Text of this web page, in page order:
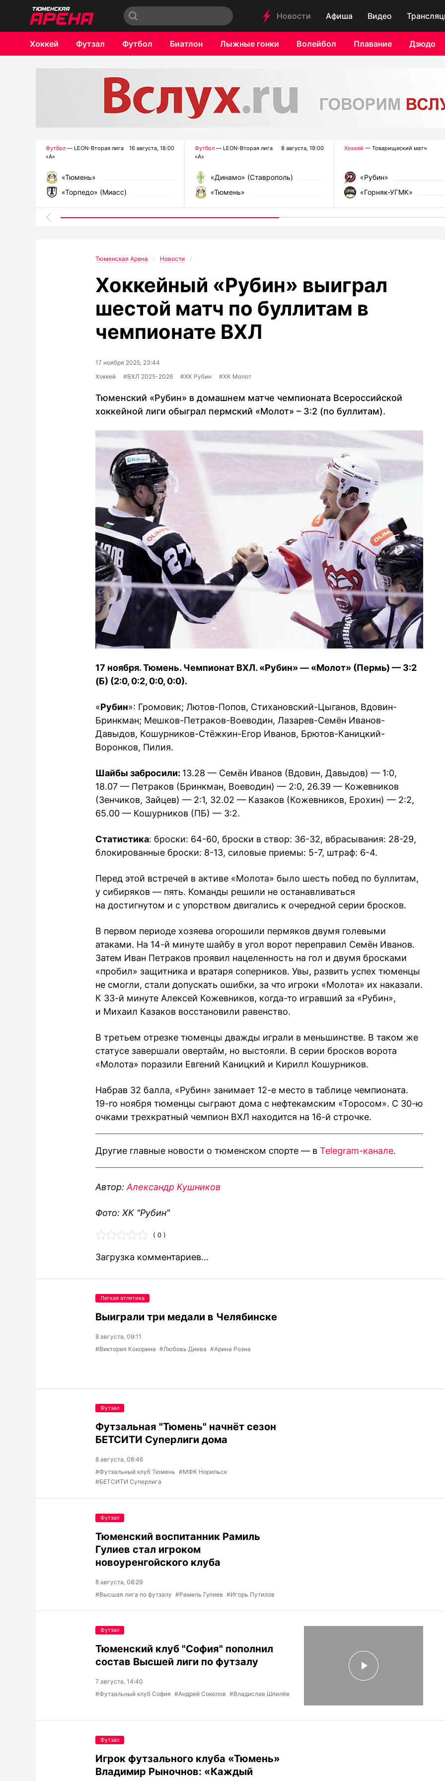
Новости Афиша Видео
Хоккей Футзал Футбол Биатлон Лыжные гонки Волейбол Плавание Дзюдо
Бокс
Футбол — LEON-Вторая лига
«А»
16 августа, 18:00
«Тюмень»
«Торпедо» (Миасс)
Футбол — LEON-Вторая лига
«А»
8 августа, 19:00
«Динамо» (Ставрополь)
«Тюмень»
Хоккей — Товарищеский матч
«Рубин»
«Горняк-УГМК»
Тюменская Арена Новости
Хоккейный «Рубин» выиграл
шестой матч по буллитам в
чемпионате ВХЛ
17 ноября 2025, 23:44
Хоккей
#ВХЛ 2025-2026 #ХК Рубин #ХК Молот
Тюменский «Рубин» в домашнем матче чемпионата Всероссийской
хоккейной лиги обыграл пермский «Молот» – 3:2 (по буллитам).
17 ноября. Тюмень. Чемпионат ВХЛ. «Рубин» — «Молот» (Пермь) — 3:2
(Б) (2:0, 0:2, 0:0, 0:0).
«Рубин»: Громовик; Лютов-Попов, Стихановский-Цыганов, Вдовин-
Бринкман; Мешков-Петраков-Воеводин, Лазарев-Семён Иванов-
Давыдов, Кошурников-Стёжкин-Егор Иванов, Брютов-Каницкий-
Воронков, Пилия.
Шайбы забросили: 13.28 — Семён Иванов (Вдовин, Давыдов) — 1:0,
18.07 — Петраков (Бринкман, Воеводин) — 2:0, 26.39 — Кожевников
(Зенчиков, Зайцев) — 2:1, 32.02 — Казаков (Кожевников, Ерохин) — 2:2,
65.00 — Кошурников (ПБ) — 3:2.
Статистика: броски: 64-60, броски в створ: 36-32, вбрасывания: 28-29,
блокированные броски: 8-13, силовые приемы: 5-7, штраф: 6-4.
Перед этой встречей в активе «Молота» было шесть побед по буллитам,
у сибиряков — пять. Команды решили не останавливаться
на достигнутом и с упорством двигались к очередной серии бросков.
В первом периоде хозяева огорошили пермяков двумя голевыми
атаками. На 14-й минуте шайбу в угол ворот переправил Семён Иванов.
Затем Иван Петраков проявил нацеленность на гол и двумя бросками
«пробил» защитника и вратаря соперников. Увы, развить успех тюменцы
не смогли, стали допускать ошибки, за что игроки «Молота» их наказали.
К 33-й минуте Алексей Кожевников, когда-то игравший за «Рубин»,
и Михаил Казаков восстановили равенство.
В третьем отрезке тюменцы дважды играли в меньшинстве. В таком же
статусе завершали овертайм, но выстояли. В серии бросков ворота
«Молота» поразили Евгений Каницкий и Кирилл Кошурников.
Набрав 32 балла, «Рубин» занимает 12-е место в таблице чемпионата.
19-го ноября тюменцы сыграют дома с нефтекамским «Торосом». С 30-ю
очками трехкратный чемпион ВХЛ находится на 16-й строчке.
Другие главные новости о тюменском спорте — в Telegram-канале.
Автор: Александр Кушников
Фото: ХК "Рубин"
( 0 )
Загрузка комментариев...
Выиграли три медали в Челябинске
8 августа, 09:11
#Виктория Кокорина #Любовь Диева #Арина Розна
Легкая атлетика
Футзальная "Тюмень" начнёт сезон
БЕТСИТИ Суперлиги дома
8 августа, 08:46
#Футзальный клуб Тюмень #МФК Норильск
#БЕТСИТИ Суперлига
Футзал
Тюменский воспитанник Рамиль
Гулиев стал игроком
новоуренгойского клуба
8 августа, 08:29
#Высшая лига по футзалу #Рамиль Гулиев #Игорь Путилов
Футзал
Тюменский клуб "София" пополнил
состав Высшей лиги по футзалу
7 августа, 14:40
#Футзальный клуб София #Андрей Соколов #Владислав Шпилёв
Футзал
Игрок футзального клуба «Тюмень»
Владимир Рыночнов: «Каждый
Футзал